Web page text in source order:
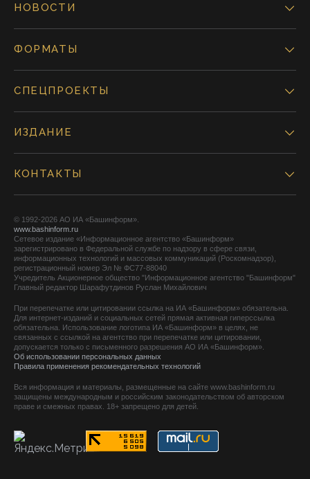
НОВОСТИ
ФОРМАТЫ
СПЕЦПРОЕКТЫ
ИЗДАНИЕ
КОНТАКТЫ
© 1992-2026 АО ИА «Башинформ».
www.bashinform.ru
Сетевое издание «Информационное агентство «Башинформ»
зарегистрировано в Федеральной службе по надзору в сфере связи,
информационных технологий и массовых коммуникаций (Роскомнадзор),
регистрационный номер Эл № ФС77-88040
Учредитель Акционерное общество "Информационное агентство "Башинформ"
Главный редактор Шарафутдинов Руслан Михайлович
При перепечатке или цитировании ссылка на ИА «Башинформ» обязательна.
Для интернет-изданий и социальных сетей прямая активная гиперссылка
обязательна. Использование логотипа ИА «Башинформ» в целях, не
связанных с ссылкой на агентство при перепечатке или цитировании,
допускается только с письменного разрешения АО ИА «Башинформ».
Об использовании персональных данных
Правила применения рекомендательных технологий
Вся информация и материалы, размещенные на сайте www.bashinform.ru
защищены международным и российским законодательством об авторском
праве и смежных правах. 18+ запрещено для детей.